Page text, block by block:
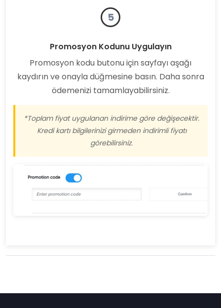
5
Promosyon Kodunu Uygulayın
Promosyon kodu butonu için sayfayı aşağı
kaydırın ve onayla düğmesine basın. Daha sonra
ödemenizi tamamlayabilirsiniz.
*Toplam fiyat uygulanan indirime göre değişecektir.
Kredi kartı bilgilerinizi girmeden indirimli fiyatı
görebilirsiniz.